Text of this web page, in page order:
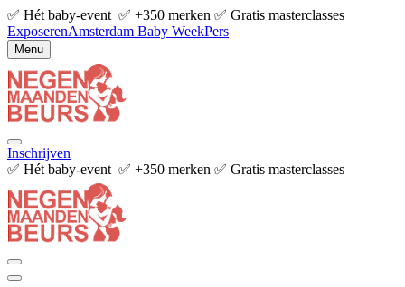
✅ Hét baby-event ✅ +350 merken ✅ Gratis masterclasses
ExposerenAmsterdam Baby WeekPers
Menu
Inschrijven
✅ Hét baby-event ✅ +350 merken ✅ Gratis masterclasses